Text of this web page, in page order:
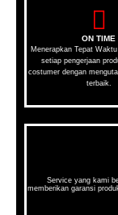
ON TIME
Menerapkan Tepat
setiap pengerjaan
costumer dengan
terbaik.
Service yang kami
memberikan garansi